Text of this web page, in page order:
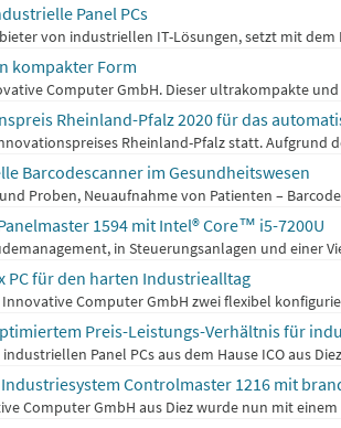
Panel PCs
von industriellen IT-Lösungen, setzt mit
kompakter Form
Computer GmbH. Dieser ultrakompakte
Rheinland-Pfalz 2020 für das
Rheinland-Pfalz statt. Aufgrund
Barcodescanner im Gesundheitswesen
Proben, Neuaufnahme von Patienten –
1594 mit Intel® Core™ i5-7200U
in Steuerungsanlagen und einer
PC für den harten Industriealltag
Innovative Computer GmbH zwei flexibel
Preis-Leistungs-Verhältnis für
Panel PCs aus dem Hause ICO aus
Controlmaster 1216 mit
Computer GmbH aus Diez wurde nun mit